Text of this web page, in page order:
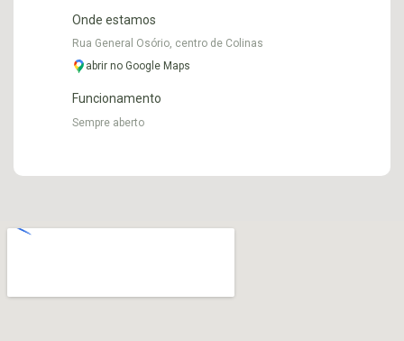
Onde estamos
Rua General Osório, centro de Colinas
abrir no Google Maps
Funcionamento
Sempre aberto